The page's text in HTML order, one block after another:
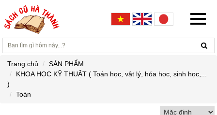
Trang chủ
SẢN PHẨM
KHOA HỌC KỸ THUẬT ( Toán học, vật lý, hóa học, sinh học,...
)
Toán